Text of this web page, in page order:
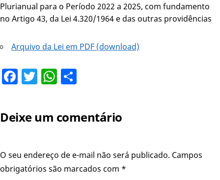
Plurianual para o Período 2022 a 2025, com fundamento
no Artigo 43, da Lei 4.320/1964 e das outras providências
Arquivo da Lei em PDF (download)
Facebook
TwitterWhatsApp
Deixe um comentário
O seu endereço de e-mail não será publicado. Campos
obrigatórios são marcados com *